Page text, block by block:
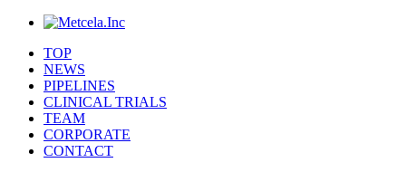
TOP
NEWS
PIPELINES
CLINICAL TRIALS
TEAM
CORPORATE
CONTACT